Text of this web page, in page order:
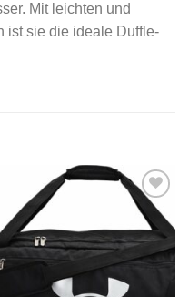
Mit leichten und
ist sie die ideale Duffle-
Add to
wishlist